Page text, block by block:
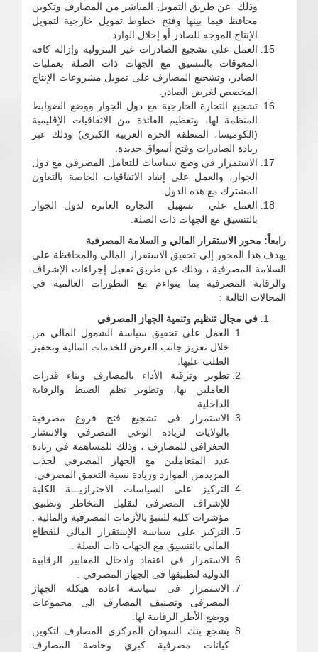
وذلك عن طريق التمويل المباشر من المصارف وتكوين
محافظ فيما بينها وفتح خطوط تمويل خارجية لتمويل
الإنتاج الموجه للصادر أو إحلال الوارد.
العمل على تشجيع الصادرات غير البترولية وإزالة كافة
المعوقات بالتنسيق مع الجهات ذات الصلة بعمليات
الصادر، وتشجيع المصارف على تمويل مشروعات الإنتاج
المخصص لغرض الصادر.
تشجيع التجارة الخارجية مع دول الجوار ووضع الضوابط
المنظمة لها، وتعظيم الفائدة من الاتفاقيات الإقليمية
(الكوميسا، المنطقة الحرة العربية الكبرى) وذلك عبر
زيادة الصادرات وفتح أسواق جديدة.
الاستمرار في وضع سياسات للتعامل المصرفي مع دول
الجوار، والعمل على إنفاذ الاتفاقيات الخاصة بالتعاون
المشترك مع هذه الدول.
العمل علي تسهيل التجارة العابرة لدول الجوار
بالتنسيق مع الجهات ذات الصلة.
رابعاً: محور الاستقرار المالي و السلامة المصرفية
يهدف هذا المحور إلى تحقيق الاستقرار المالي والمحافظة على
السلامة المصرفية ، وذلك عن طريق تفعيل إجراءات الإشراف
والرقابة المصرفية بما يتواءم مع التطورات العالمية في
المجالات التالية :
فى مجال تنظيم وتنمية الجهاز المصرفي
العمل على تحقيق سياسة الشمول المالي من
خلال تعزيز جانب العرض للخدمات المالية وتحفيز
الطلب عليها.
تطوير وترقية الأداء بالمصارف وبناء قدرات
العاملين بها، وتطوير نظم الضبط والرقابة
الداخلية.
الاستمرار فى تشجيع فتح فروع مصرفية
بالولايات لزيادة الوعي المصرفي والانتشار
الجغرافي للمصارف ، وذلك للمساهمة في زيادة
عدد المتعاملين مع الجهاز المصرفي لجذب
المزيدمن الموارد وزيادة نسبة التعمق المصرفي.
التركيز على السياسات الاحترازيـــة الكلية
للإشراف المصرفى لتقليل المخاطر وتطبيق
مؤشرات كلية للتنبؤ بالأزمات المصرفية والمالية .
التركيز على سياسة الإستقرار المالي للقطاع
المالى بالتنسيق مع الجهات ذات الصلة .
الاستمرار فى اعتماد وادخال المعايير الرقابية
الدولية لتطبيقها فى الجهاز المصرفي .
الاستمرار فى سياسة اعادة هيكلة الجهاز
المصرفى وتصنيف المصارف الى مجموعات
ووضع الأطر الرقابية لها.
يشجع بنك السودان المركزي المصارف لتكوين
كيانات مصرفية كبري وخاصة المصارف